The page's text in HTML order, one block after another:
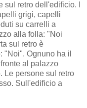
retro dell'edificio. I
grigi, capelli
su carrelli a
alla folla: "Noi
sul retro è
"Noi". Ognuno ha il
al palazzo
Le persone sul retro
Sull'edificio a